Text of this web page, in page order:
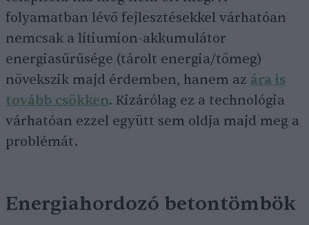
folyamatban lévő fejlesztésekkel várhatóan
nemcsak a lítiumion-akkumulátor
energiasűrűsége (tárolt energia/tömeg)
növekszik majd érdemben, hanem az ára is
tovább csökken. Kizárólag ez a technológia
várhatóan ezzel együtt sem oldja majd meg a
problémát.
Energiahordozó betontömbök